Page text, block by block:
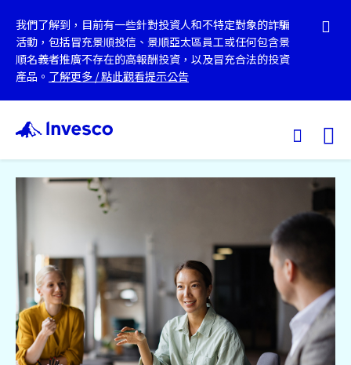
我們的基金
投資觀點
投資教育
服務中心
我們了解到，目前有一些針對投資人和不特定對象的詐騙
活動，包括冒充景順投信、景順亞太區員工或任何包含景
順名義者推廣不存在的高報酬投資，以及冒充合法的投資
產品。 了解更多 /點此觀看提示公告